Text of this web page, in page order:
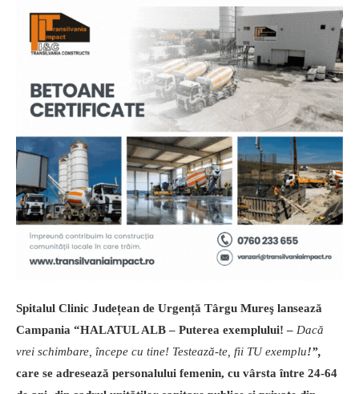
Spitalul Clinic Județean de Urgență Târgu Mureş lansează
Campania “HALATUL ALB – Puterea exemplului! – Dacă
vrei schimbare, începe cu tine! Testează-te, fii TU exemplu!”,
care se adresează personalului femenin, cu vârsta între 24-64